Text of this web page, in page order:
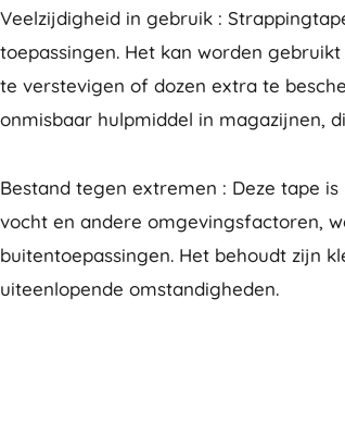
Veelzijdigheid in gebruik :
toepassingen. Het kan worden
te verstevigen of dozen extra te
onmisbaar hulpmiddel in magazijnen,
Bestand tegen extremen : Deze tape
vocht en andere omgevingsfactoren,
buitentoepassingen. Het behoudt zijn
uiteenlopende omstandigheden.